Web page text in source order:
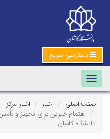
دسترسی سریع
Toggle navigation
صفحه‌اصلی اخبار
اخبار مرکز
اهتمام خیرین برای تجهیز و
دانشگاه کاشان